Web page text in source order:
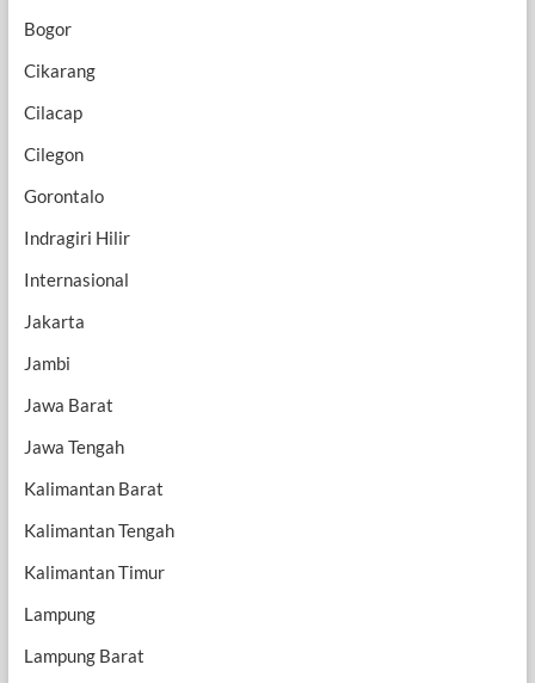
Bogor
Cikarang
Cilacap
Cilegon
Gorontalo
Indragiri Hilir
Internasional
Jakarta
Jambi
Jawa Barat
Jawa Tengah
Kalimantan Barat
Kalimantan Tengah
Kalimantan Timur
Lampung
Lampung Barat